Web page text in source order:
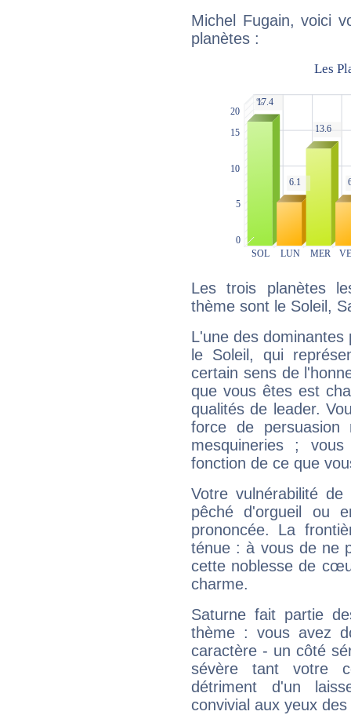
Michel Fugain, voici
planètes :
Les trois planètes
thème sont le Soleil,
L'une des
le Soleil, qui
certain sens de
que vous êtes est
qualités de leader.
force de
mesquineries ;
fonction de ce que
Votre vulnérabilité
pêché d'orgueil ou
prononcée. La
ténue : à vous de ne
cette noblesse de
charme.
Saturne fait partie
thème : vous avez
caractère - un côté
sévère tant votre
détriment d'un
convivial aux yeux